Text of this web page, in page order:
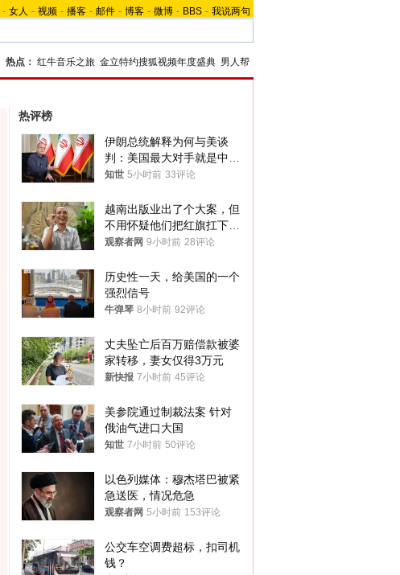
- 女人 - 视频 - 播客 - 邮件 - 博客 - 微博 - BBS - 我说两句
热点： 红牛音乐之旅 金立特约搜狐视频年度盛典 男人帮
热评榜
伊朗总统解释为何与美谈
判：美国最大对手就是中
国，但他们也在对话
知世 5小时前 33评论
越南出版业出了个大案，但
不用怀疑他们把红旗扛下去
的决心
观察者网 9小时前 28评论
历史性一天，给美国的一个
强烈信号
牛弹琴 8小时前 92评论
丈夫坠亡后百万赔偿款被婆
家转移，妻女仅得3万元
新快报 7小时前 45评论
美参院通过制裁法案 针对
俄油气进口大国
知世 7小时前 50评论
以色列媒体：穆杰塔巴被紧
急送医，情况危急
观察者网 5小时前 153评论
公交车空调费超标，扣司机
钱？